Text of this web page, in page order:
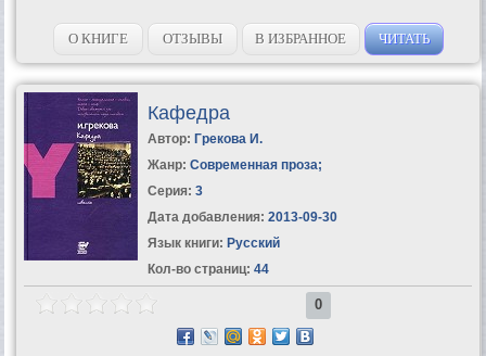
О КНИГЕ ОТЗЫВЫ В ИЗБРАННОЕ ЧИТАТЬ
Кафедра
Автор: Грекова И.
Жанр: Современная проза;
Серия: 3
Дата добавления: 2013-09-30
Язык книги: Русский
Кол-во страниц: 44
0